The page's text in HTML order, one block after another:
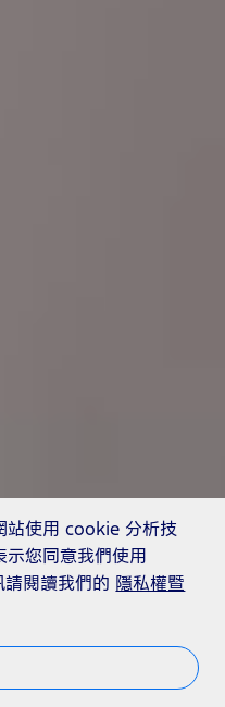
站使用 cookie 分析技
您同意我們使用
閱讀我們的 隱私權暨